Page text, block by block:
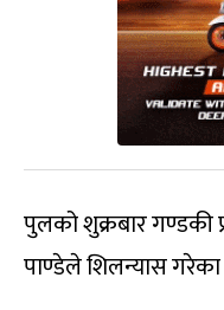
पुलको शुक्रबार गण्डकी
पाण्डेले शिलन्यास